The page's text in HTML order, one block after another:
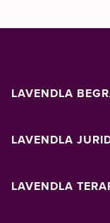
LAVENDLA
LAVENDLA
LAVENDLA